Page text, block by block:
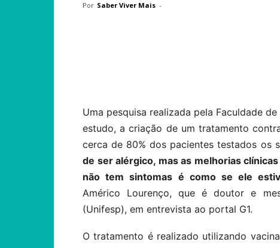
Por Saber Viver Mais -
Uma pesquisa realizada pela Faculdade
estudo, a criação de um tratamento
cerca de 80% dos pacientes testados os
de ser alérgico, mas as melhorias
não tem sintomas é como se ele
Américo Lourenço, que é doutor e
(Unifesp), em entrevista ao portal G1.
O tratamento é realizado utilizando